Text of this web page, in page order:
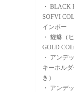
・ BLACK
SOFVI
インボー
・ 貔貅（
GOLD
・ アンデ
キーホル
き）
・ アンデ